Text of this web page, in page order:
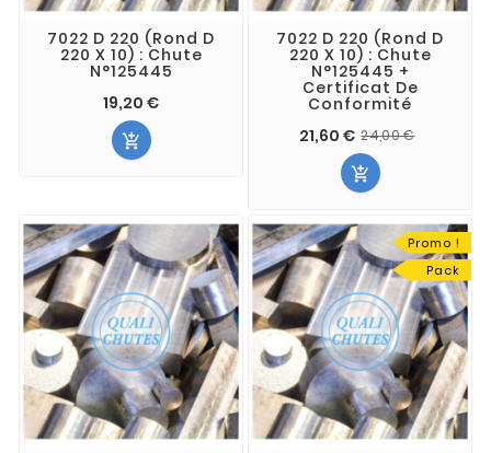
7022 D 220 (Rond D
220 X 10) : Chute
N°125445
19,20 €

7022 D 220 (Rond D
220 X 10) : Chute
N°125445 +
Certificat De
Conformité
21,60 € 24,00 €

Promo !
Pack